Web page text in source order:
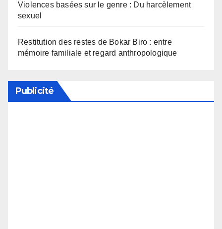
Violences basées sur le genre : Du harcèlement
sexuel
Restitution des restes de Bokar Biro : entre
mémoire familiale et regard anthropologique
Publicité